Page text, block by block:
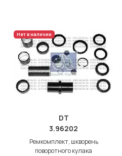
Нет в наличии
DT
3.96202
Ремкомплект, шкворень
поворотного кулака